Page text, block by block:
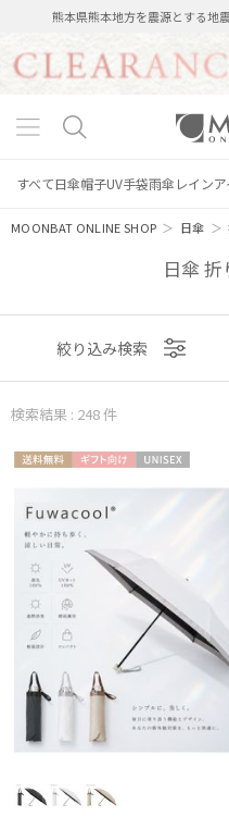
熊本県熊本地方を震源とする地
すべて日傘帽子UV手袋雨傘 レイン
MOONBAT ONLINE SHOP ＞ 日傘 ＞
日傘
表示
おすすめ
価格の高い
順
価格の低い
順
人気順
売上点数順
お気に入り
絞り込み検索
検索結果 : 248件
料